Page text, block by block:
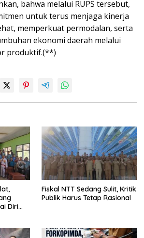
bahwa melalui RUPS tersebut,
untuk terus menjaga kinerja
memperkuat permodalan, serta
ekonomi daerah melalui
produktif.(**)
Diri
Fiskal NTT Sedang Sulit, Kritik
Publik Harus Tetap Rasional